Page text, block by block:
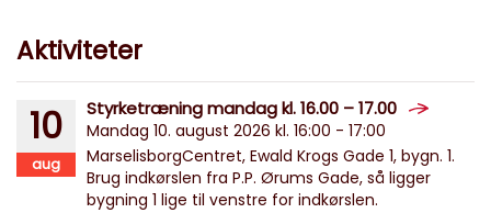
Aktiviteter
10
aug
Styrketræning mandag kl. 16.00 – 17.00
Mandag 10. august 2026 kl. 16:00 - 17:00
MarselisborgCentret, Ewald Krogs Gade 1, bygn. 1.
Brug indkørslen fra P.P. Ørums Gade, så ligger
bygning 1 lige til venstre for indkørslen.